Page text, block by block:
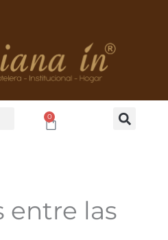
0
Cart
entre las